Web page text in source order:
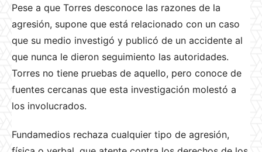
Pese a que Torres desconoce las razones de la
agresión, supone que está relacionado con un caso
que su medio investigó y publicó de un accidente al
que nunca le dieron seguimiento las autoridades.
Torres no tiene pruebas de aquello, pero conoce de
fuentes cercanas que esta investigación molestó a
los involucrados.
Fundamedios rechaza cualquier tipo de agresión,